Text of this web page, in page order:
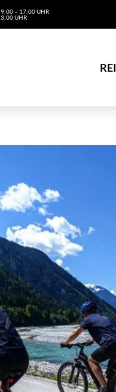
9:00 – 17:00 UHR
UHR